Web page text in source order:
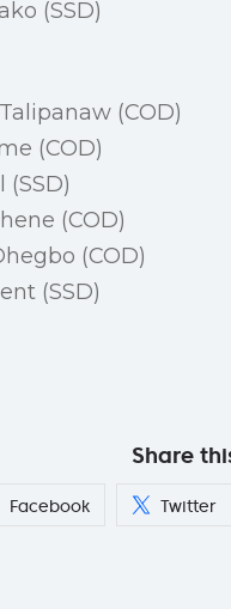
(SSD)
(COD)
(COD)
(COD)
(COD)
(SSD)
Share
Facebook Twitter